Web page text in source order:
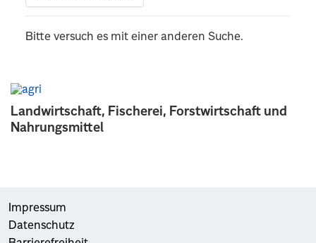
Landwirtschaft, Fischerei, Forstwirtschaft und
Nahrungsmittel
Bitte versuch es mit einer anderen Suche.
Impressum
Datenschutz